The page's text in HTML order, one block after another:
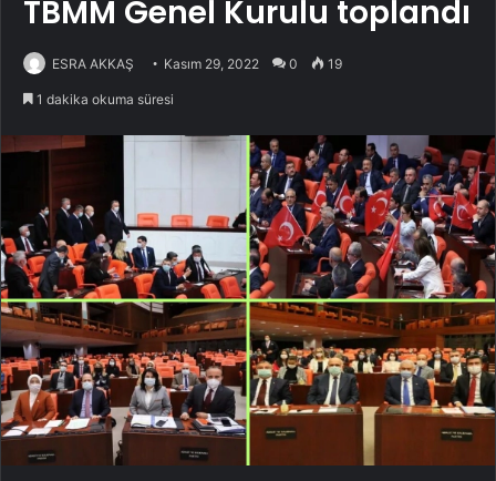
TBMM Genel Kurulu toplandı
ESRA AKKAŞ Kasım 29, 2022 0 19
1 dakika okuma süresi